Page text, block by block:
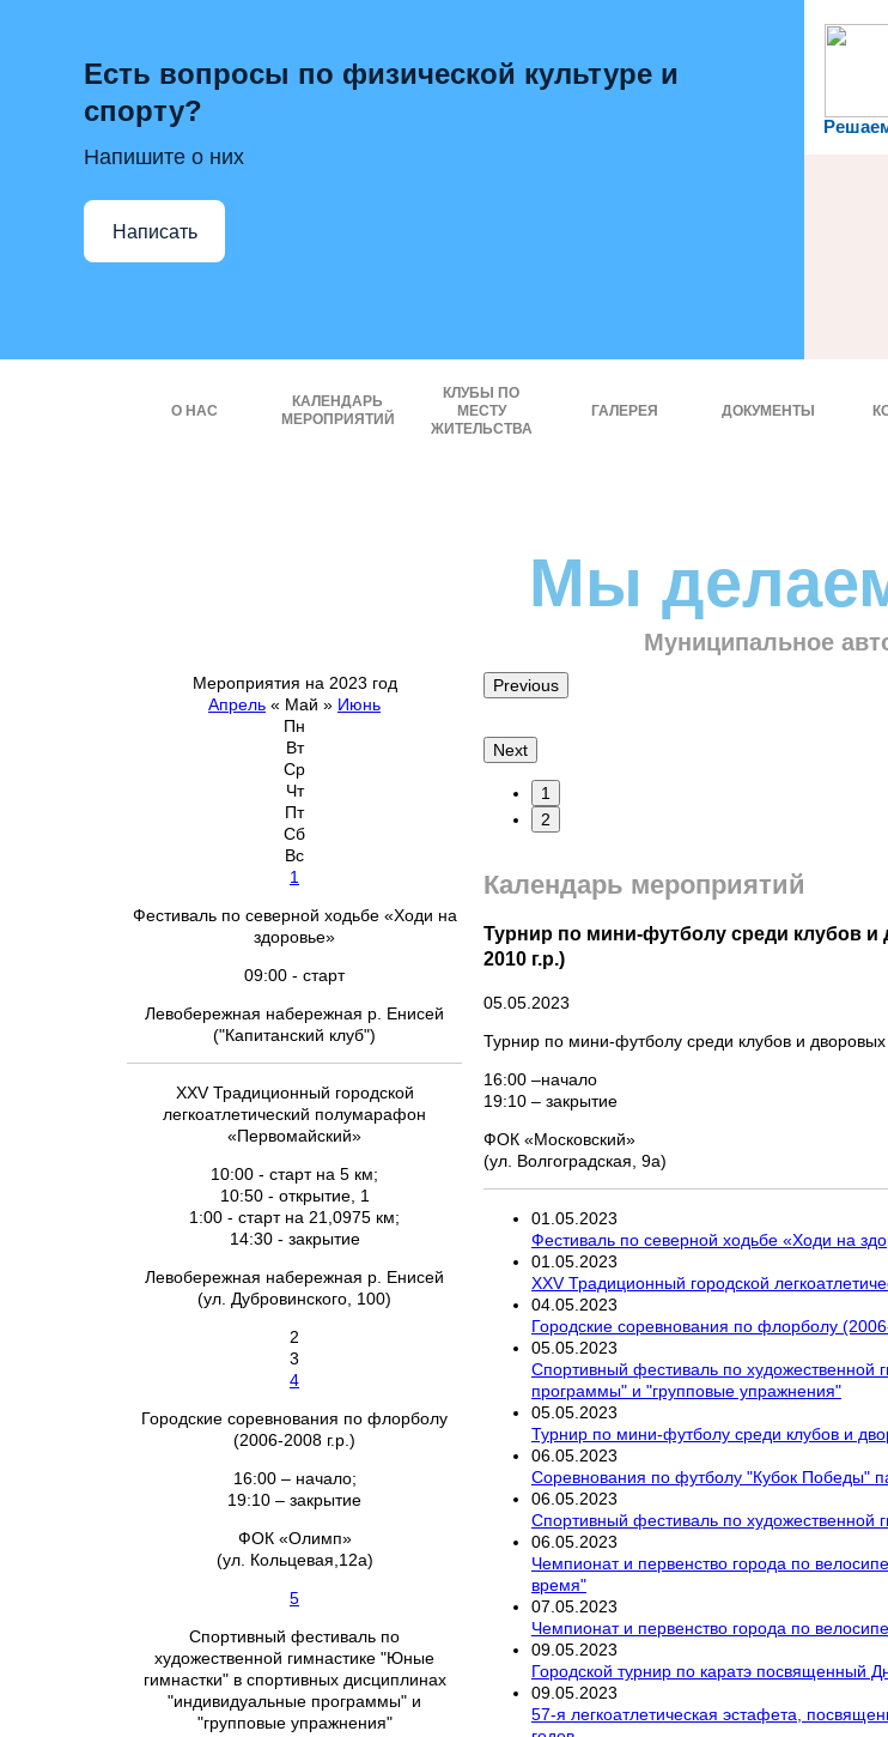
Есть вопросы по физической культуре и
спорту?
Напишите о них
Написать
О НАС
КАЛЕНДАРЬ
МЕРОПРИЯТИЙ
КЛУБЫ ПО
МЕСТУ
ЖИТЕЛЬСТВА
ГАЛЕРЕЯ ДОКУМЕНТЫ
Мы
Муниципальное
Мероприятия на 2023 год
Апрель « Май » Июнь
Пн
Вт
Ср
Чт
Пт
Сб
Вс
1
Фестиваль по северной ходьбе «Ходи на
здоровье»
09:00 - старт
Левобережная набережная р. Енисей
("Капитанский клуб")
XXV Традиционный городской
легкоатлетический полумарафон
«Первомайский»
10:00 - старт на 5 км;
10:50 - открытие, 1
1:00 - старт на 21,0975 км;
14:30 - закрытие
Левобережная набережная р. Енисей
(ул. Дубровинского, 100)
2
3
4
Городские соревнования по флорболу
(2006-2008 г.р.)
16:00 – начало;
19:10 – закрытие
ФОК «Олимп»
(ул. Кольцевая,12а)
5
Спортивный фестиваль по
художественной гимнастике "Юные
гимнастки" в спортивных дисциплинах
"индивидуальные программы" и
"групповые упражнения"
Previous
Next
1
2
Календарь мероприятий
Турнир по мини-футболу среди клубов
2010 г.р.)
05.05.2023
Турнир по мини-футболу среди клубов и
16:00 –начало
19:10 – закрытие
ФОК «Московский»
(ул. Волгоградская, 9а)
01 05 2023
Фестиваль по северной ходьбе «Ходи на
01 05 2023
XXV Традиционный городской
04 05 2023
Городские соревнования по флорболу
05 05 2023
Спортивный фестиваль по художественной
программы" и "групповые упражнения"
05 05 2023
Турнир по мини-футболу среди клубов и
06 05 2023
Соревнования по футболу "Кубок Победы"
06 05 2023
Спортивный фестиваль по художественной
06 05 2023
Чемпионат и первенство города по
время"
07 05 2023
Чемпионат и первенство города по
09 05 2023
Городской турнир по каратэ посвященный
09 05 2023
57-я легкоатлетическая эстафета,